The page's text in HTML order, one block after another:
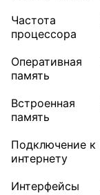
Частота
процессора
Оперативная
память
Встроенная
память
Подключение к
интернету
Интерфейсы